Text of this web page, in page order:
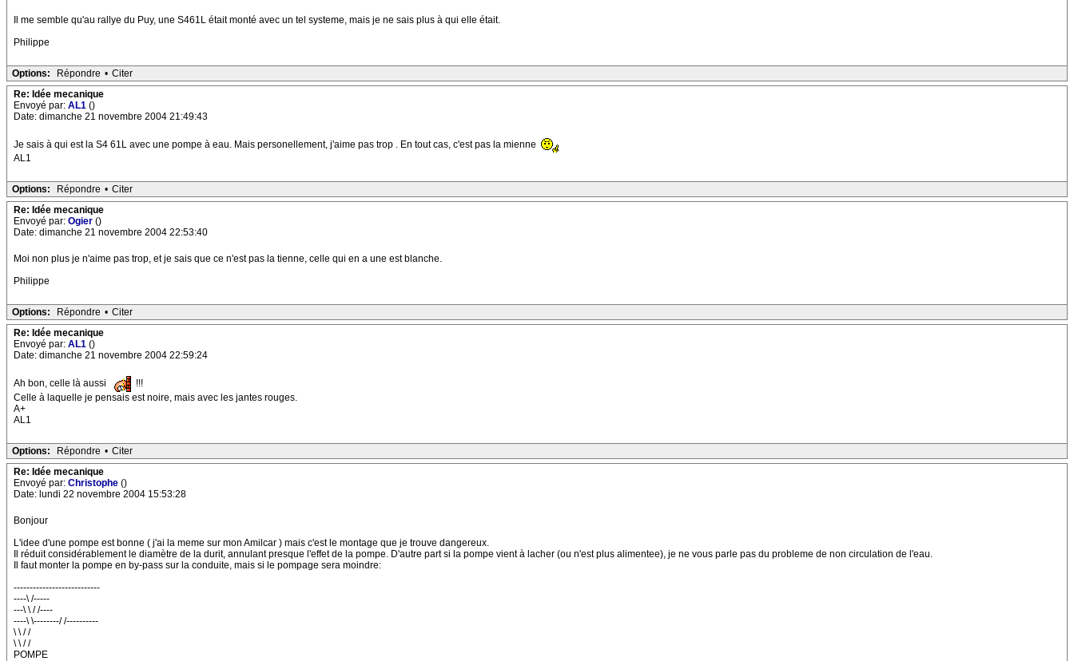
Il me semble qu'au rallye du Puy, une S461L était monté avec un tel systeme, mais je ne sais plus à qui elle était.
Philippe
Options: Répondre • Citer
Re: Idée mecanique
Envoyé par: AL1 ()
Date: dimanche 21 novembre 2004 21:49:43
Je sais à qui est la S4 61L avec une pompe à eau. Mais personellement, j'aime pas trop . En tout cas, c'est pas la mienne
AL1
Options: Répondre • Citer
Re: Idée mecanique
Envoyé par: Ogier ()
Date: dimanche 21 novembre 2004 22:53:40
Moi non plus je n'aime pas trop, et je sais que ce n'est pas la tienne, celle qui en a une est blanche.
Philippe
Options: Répondre • Citer
Re: Idée mecanique
Envoyé par: AL1 ()
Date: dimanche 21 novembre 2004 22:59:24
Ah bon, celle là aussi
!!!
Celle à laquelle je pensais est noire, mais avec les jantes rouges.
A+
AL1
Options: Répondre • Citer
Re: Idée mecanique
Envoyé par: Christophe ()
Date: lundi 22 novembre 2004 15:53:28
Bonjour
L'idee d'une pompe est bonne ( j'ai la meme sur mon Amilcar ) mais c'est le montage que je trouve dangereux.
Il réduit considérablement le diamètre de la durit, annulant presque l'effet de la pompe. D'autre part si la pompe vient à lacher (ou n'est plus alimentee), je ne vous parle pas du probleme de non circulation de l'eau.
Il faut monter la pompe en by-pass sur la conduite, mais si le pompage sera moindre:
---------------------------
----\ /-----
---\ \ / /----
----\ \--------/ /----------
\ \ / /
\ \ / /
POMPE